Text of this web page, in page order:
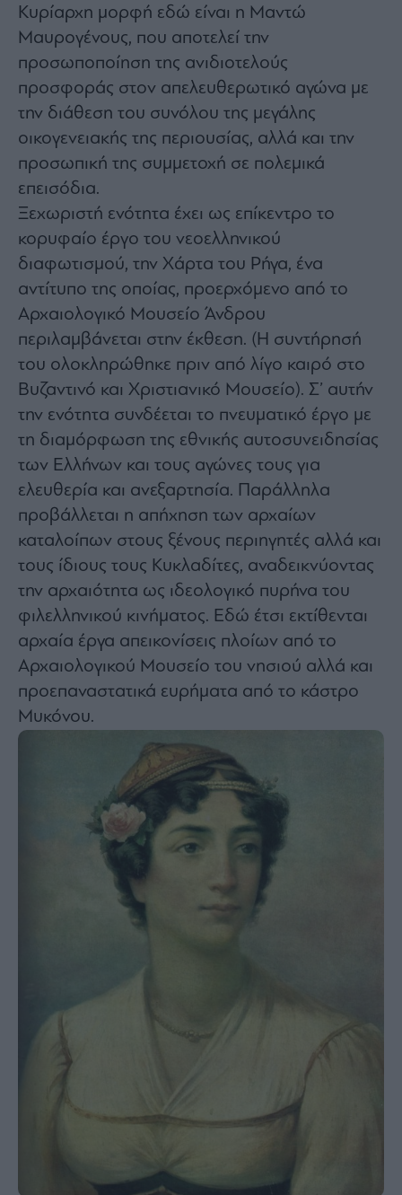
Κυρίαρχη μορφή εδώ είναι η Μαντώ
Μαυρογένους, που αποτελεί την
προσωποποίηση της ανιδιοτελούς
προσφοράς στον απελευθερωτικό αγώνα με
την διάθεση του συνόλου της μεγάλης
οικογενειακής της περιουσίας, αλλά και την
προσωπική της συμμετοχή σε πολεμικά
επεισόδια.
Ξεχωριστή ενότητα έχει ως επίκεντρο το
κορυφαίο έργο του νεοελληνικού
διαφωτισμού, την Χάρτα του Ρήγα, ένα
αντίτυπο της οποίας, προερχόμενο από το
Αρχαιολογικό Μουσείο Άνδρου
περιλαμβάνεται στην έκθεση. (Η συντήρησή
του ολοκληρώθηκε πριν από λίγο καιρό στο
Βυζαντινό και Χριστιανικό Μουσείο). Σ’ αυτήν
την ενότητα συνδέεται το πνευματικό έργο με
τη διαμόρφωση της εθνικής αυτοσυνειδησίας
των Ελλήνων και τους αγώνες τους για
ελευθερία και ανεξαρτησία. Παράλληλα
προβάλλεται η απήχηση των αρχαίων
καταλοίπων στους ξένους περιηγητές αλλά και
τους ίδιους τους Κυκλαδίτες, αναδεικνύοντας
την αρχαιότητα ως ιδεολογικό πυρήνα του
φιλελληνικού κινήματος. Εδώ έτσι εκτίθενται
αρχαία έργα απεικονίσεις πλοίων από το
Αρχαιολογικού Μουσείο του νησιού αλλά και
προεπαναστατικά ευρήματα από το κάστρο
Μυκόνου.